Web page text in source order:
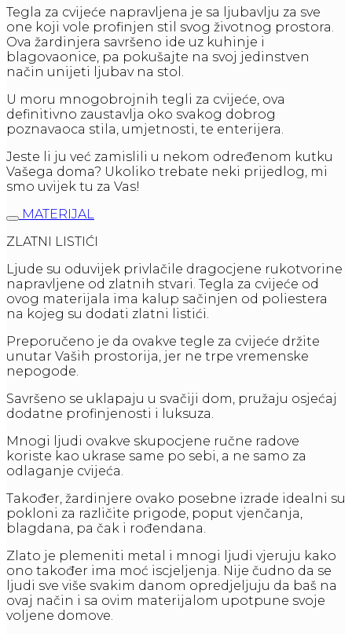
Tegla za cvijeće napravljena je sa ljubavlju za sve
one koji vole profinjen stil svog životnog prostora.
Ova žardinjera savršeno ide uz kuhinje i
blagovaonice, pa pokušajte na svoj jedinstven
način unijeti ljubav na stol.
U moru mnogobrojnih tegli za cvijeće, ova
definitivno zaustavlja oko svakog dobrog
poznavaoca stila, umjetnosti, te enterijera.
Jeste li ju već zamislili u nekom određenom kutku
Vašega doma? Ukoliko trebate neki prijedlog, mi
smo uvijek tu za Vas!
MATERIJAL
ZLATNI LISTIĆI
Ljude su oduvijek privlačile dragocjene rukotvorine
napravljene od zlatnih stvari. Tegla za cvijeće od
ovog materijala ima kalup sačinjen od poliestera
na kojeg su dodati zlatni listići.
Preporučeno je da ovakve tegle za cvijeće držite
unutar Vaših prostorija, jer ne trpe vremenske
nepogode.
Savršeno se uklapaju u svačiji dom, pružaju osjećaj
dodatne profinjenosti i luksuza.
Mnogi ljudi ovakve skupocjene ručne radove
koriste kao ukrase same po sebi, a ne samo za
odlaganje cvijeća.
Također, žardinjere ovako posebne izrade idealni su
pokloni za različite prigode, poput vjenčanja,
blagdana, pa čak i rođendana.
Zlato je plemeniti metal i mnogi ljudi vjeruju kako
ono također ima moć iscjeljenja. Nije čudno da se
ljudi sve više svakim danom opredjeljuju da baš na
ovaj način i sa ovim materijalom upotpune svoje
voljene domove.